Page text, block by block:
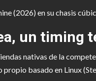
(2026) en su chasis
un timing
nativas de la
basado en Linux